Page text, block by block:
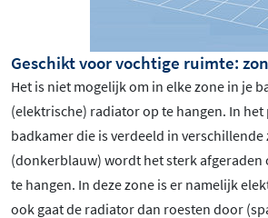
Geschikt voor vochtige ruimte:
Het is niet mogelijk om in elke zone in je
(elektrische) radiator op te hangen. In het
badkamer die is verdeeld in verschillende
(donkerblauw) wordt het sterk afgeraden
te hangen. In deze zone is er namelijk
ook gaat de radiator dan roesten door